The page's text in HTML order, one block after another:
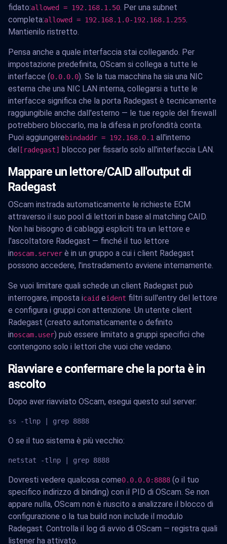
fidato:allowed = 192.168.1.50. Per una subnet
completa:allowed = 192.168.1.0-192.168.1.255.
Mantienilo ristretto.
Pensa anche a quale interfaccia stai collegando. Per
impostazione predefinita, OScam si collega a tutte le
interfacce (0.0.0.0). Se la tua macchina ha sia una NIC
esterna che una NIC LAN interna, collegarsi a tutte le
interfacce significa che la porta Radegast è tecnicamente
raggiungibile anche dall'esterno — le tue regole del firewall
potrebbero bloccarlo, ma la difesa in profondità conta.
Puoi aggiungerebindaddr = 192.168.0.1 all'interno
del [radegast] blocco per fissarlo solo all'interfaccia LAN.
Mappare un lettore/CAID all'output di
Radegast
OScam instrada automaticamente le richieste ECM
attraverso il suo pool di lettori in base al matching CAID.
Non hai bisogno di cablaggi espliciti tra un lettore e
l'ascoltatore Radegast — finché il tuo lettore
inoscam.server è in un gruppo a cui i client Radegast
possono accedere, l'instradamento avviene internamente.
Se vuoi limitare quali schede un client Radegast può
interrogare, imposta icaid eident filtri sull'entry del lettore
e configura i gruppi con attenzione. Un utente client
Radegast (creato automaticamente o definito
inoscam.user) può essere limitato a gruppi specifici che
contengono solo i lettori che vuoi che vedano.
Riavviare e confermare che la porta è in
ascolto
Dopo aver riavviato OScam, esegui questo sul server:
ss -tlnp | grep 8888
O se il tuo sistema è più vecchio:
netstat -tlnp | grep 8888
Dovresti vedere qualcosa come0.0.0.0:8888 (o il tuo
specifico indirizzo di binding) con il PID di OScam. Se non
appare nulla, OScam non è riuscito a analizzare il blocco di
configurazione o la tua build non include il modulo
Radegast. Controlla il log di avvio di OScam — registra quali
listener ha attivato.